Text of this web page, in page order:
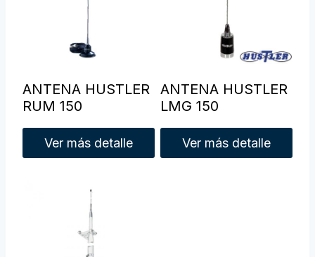
ANTENA HUSTLER
RUM 150
Ver más detalle
ANTENA HUSTLER
LMG 150
Ver más detalle